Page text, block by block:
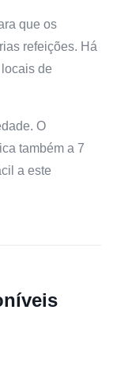
que os
refeições. Há
de
O
também a 7
a este